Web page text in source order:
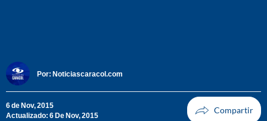
Por: Noticiascaracol.com
6 de Nov, 2015
Actualizado: 6 De Nov, 2015